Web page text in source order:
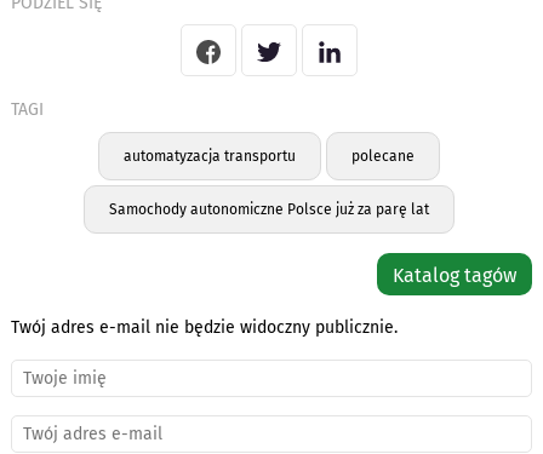
TAGI
automatyzacja transportu polecane
Samochody autonomiczne Polsce już za parę lat
Katalog tagów
Twój adres e-mail nie będzie widoczny publicznie.